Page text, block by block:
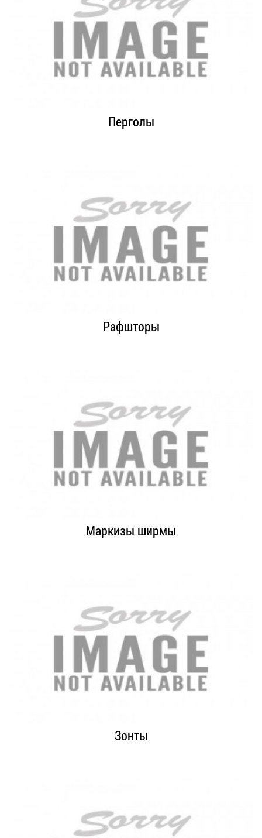
Перголы
Рафшторы
Маркизы ширмы
Зонты